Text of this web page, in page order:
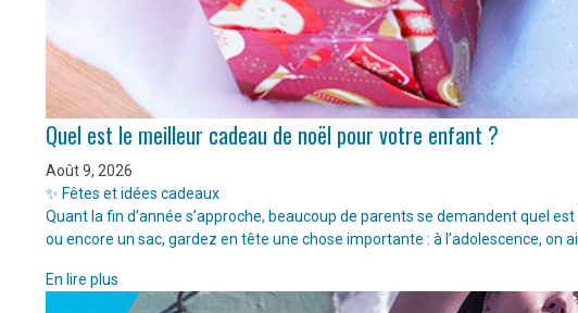
Quel est le meilleur cadeau de noël pour votre enfant ?
Août 9, 2026
✨ Fêtes et idées cadeaux
Quant la fin d’année s’approche, beaucoup de parents se demandent quel
ou encore un sac, gardez en tête une chose importante : à l’adolescence, on
En lire plus